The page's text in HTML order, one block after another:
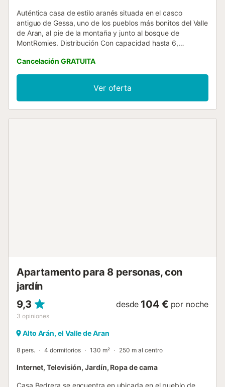
Auténtica casa de estilo aranés situada en el casco
antiguo de Gessa, uno de los pueblos más bonitos del Valle
de Aran, al pie de la montaña y junto al bosque de
MontRomies. Distribución Con capacidad hasta 6,
distribuye en 3 plantas: La planta de acceso, tras un
pequeño distribuidor, se compone de una amplia sala de
estar con comedor y cocina incorporada. Chimenea,
paredes de piedra y vigas antiguas de madera. La primera
planta de dormitorios se distribuye con una habitación de
Cancelación GRATUITA
Ver oferta
Apartamento para 8 personas, con
jardín
9,3
3 opiniones
desde 104 € por noche
Alto Arán, el Valle de Aran
8 pers. 4 dormitorios 130 m² 250 m al centro
Internet, Televisión, Jardín, Ropa de cama
Casa Bedrera se encuentra en ubicada en el pueblo de